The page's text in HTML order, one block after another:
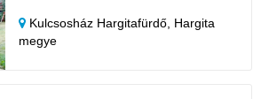
Kulcsosház Hargitafürdő, Hargita
megye